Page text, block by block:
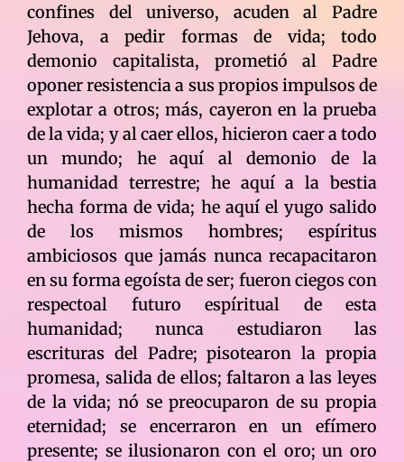
confines del universo, acuden al Padre
Jehova, a pedir formas de vida; todo
demonio capitalista, prometió al Padre
oponer resistencia a sus propios impulsos de
explotar a otros; más, cayeron en la prueba
de la vida; y al caer ellos, hicieron caer a todo
un mundo; he aquí al demonio de la
humanidad terrestre; he aquí a la bestia
hecha forma de vida; he aquí el yugo salido
de los mismos hombres; espíritus
ambiciosos que jamás nunca recapacitaron
en su forma egoísta de ser; fueron ciegos con
respectoal futuro espíritual de esta
humanidad; nunca estudiaron las
escrituras del Padre; pisotearon la propia
promesa, salida de ellos; faltaron a las leyes
de la vida; nó se preocuparon de su propia
eternidad; se encerraron en un efímero
presente; se ilusionaron con el oro; un oro